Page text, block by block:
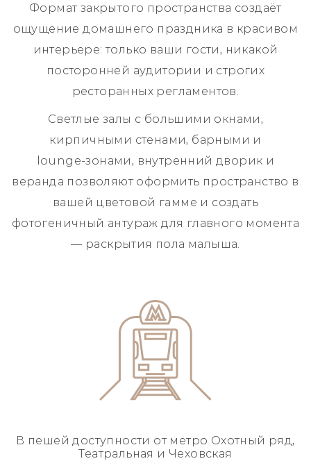
Формат закрытого пространства создаёт
ощущение домашнего праздника в красивом
интерьере: только ваши гости, никакой
посторонней аудитории и строгих
ресторанных регламентов.
Светлые залы с большими окнами,
кирпичными стенами, барными и
lounge‑зонами, внутренний дворик и
веранда позволяют оформить пространство в
вашей цветовой гамме и создать
фотогеничный антураж для главного момента
— раскрытия пола малыша.
В пешей доступности от метро Охотный ряд,
Театральная и Чеховская